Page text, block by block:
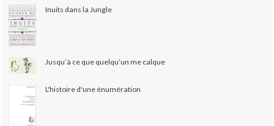
Inuits dans la Jungle
Jusqu’à ce que quelqu’un me calque
L'histoire d'une énumération